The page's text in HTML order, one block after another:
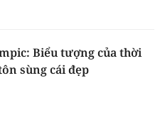
Biểu tượng của thời
sùng cái đẹp